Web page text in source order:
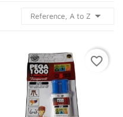
Reference, A to Z 
favorite_border